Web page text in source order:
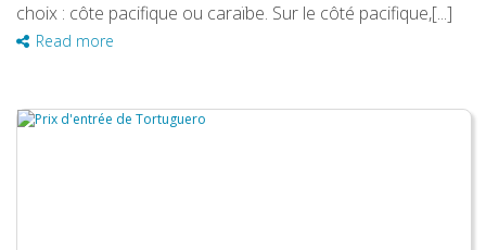
choix : côte pacifique ou caraïbe. Sur le côté pacifique,[...]
Read more